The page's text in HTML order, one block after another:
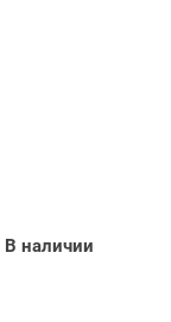
В наличии